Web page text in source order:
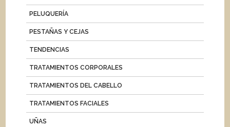
PELUQUERÍA
PESTAÑAS Y CEJAS
TENDENCIAS
TRATAMIENTOS CORPORALES
TRATAMIENTOS DEL CABELLO
TRATAMIENTOS FACIALES
UÑAS